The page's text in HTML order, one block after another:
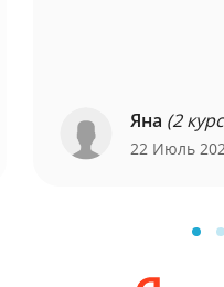
Яна (2
22 Июль